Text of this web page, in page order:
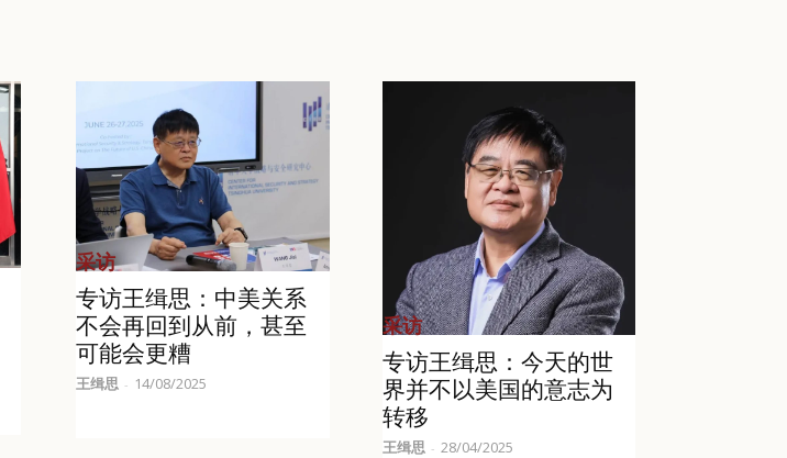
采访
专访王缉思：中美关系
不会再回到从前，甚至
可能会更糟
王缉思 - 14/08/2025
采访
专访王缉思：今天的世
界并不以美国的意志为
转移
王缉思 - 28/04/2025